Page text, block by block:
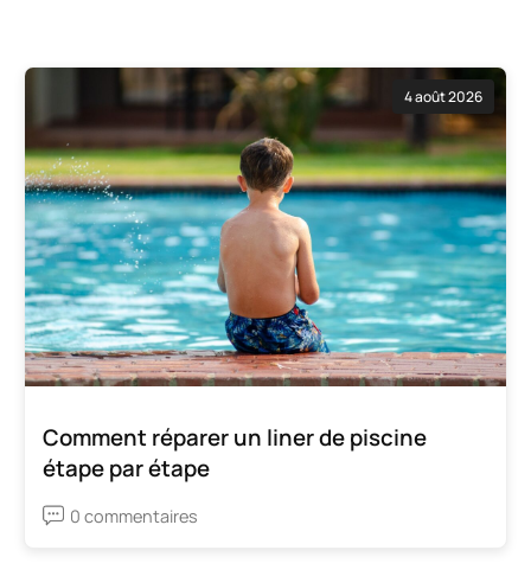
4 août 2026
Comment réparer un liner de piscine
étape par étape
0 commentaires